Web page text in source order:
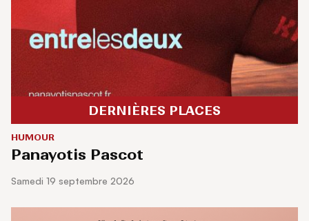
DERNIÈRES PLACES
HUMOUR
Panayotis Pascot
samedi 19 septembre 2026